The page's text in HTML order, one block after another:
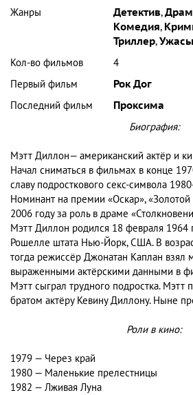
Жанры
Детектив,
Комедия,
Триллер,Ужасы
Кол-во фильмов
4
Первый фильм
Рок Дог
Последний фильм
Проксима
Биография:
Мэтт Диллон— американский актёр и
Начал сниматься в фильмах в конце
славу подросткового секс-символа
Номинант на премии «Оскар», «Золотой
2006 году за роль в драме
Мэтт Диллон родился 18 февраля 1964
Рошелле штата Нью-Йорк, США. В
тогда режиссёр Джонатан Каплан взял
выраженными актёрскими данными в
Мэтт сыграл трудного подростка. Мэтт
братом актёру Кевину Диллону. Ныне
Роли в кино:
1979 — Через край
1980 — Маленькие прелестницы
1982 — Лживая Луна